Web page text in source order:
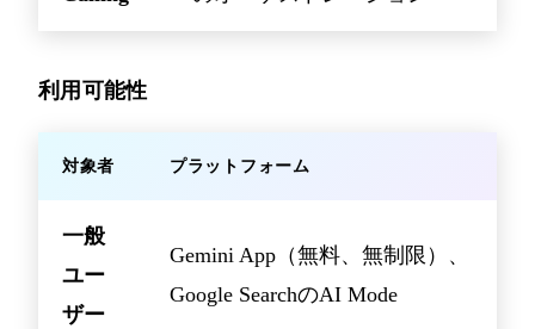
利用可能性
対象者 プラットフォーム
一般
ユー
ザー
Gemini App（無料、無制限）、
Google SearchのAI Mode